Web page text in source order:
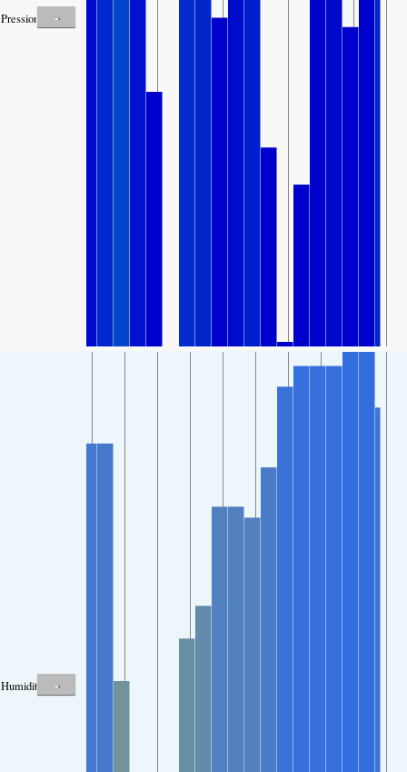
Pression -
Humidité -